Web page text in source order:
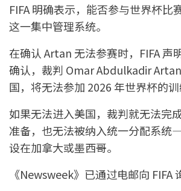
FIFA 明确表示，能否参与世界杯比
这一集中管理系统。
在确认 Artan 无法参赛时，FIFA 声
确认，裁判 Omar Abdulkadir
国，将无法参加 2026 年世界杯的
如果无法进入美国，裁判就无法完
准备，也无法被纳入统一分配系
设在加拿大或墨西哥。
《Newsweek》已通过电邮向 FIFA